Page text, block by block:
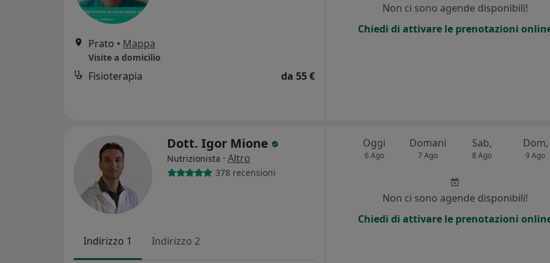
Prato • Mappa
Visite a domicilio
Fisioterapia da 55 €
Non ci sono agende disponibili!
Chiedi di attivare le prenotazioni
Dott. Igor Mione
Nutrizionista · Altro
378 recensioni
Indirizzo 1 Indirizzo 2
Oggi
6 Ago
Domani
7 Ago
Sab,
8 Ago
Dom,
9 Ago
Non ci sono agende disponibili!
Chiedi di attivare le prenotazioni